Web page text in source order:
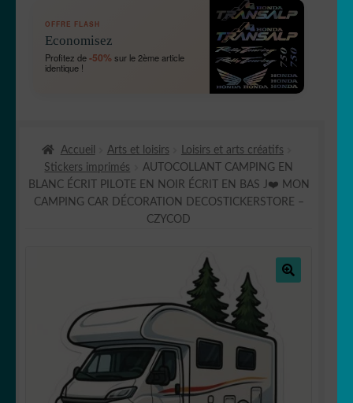
OUVRIR
MENU
ENFANT
OUVRIR
LE
MENU
OUVRIR
MENU
ENFANT
🖨 3D et divers
OUVRIR
🐣 Décoration chambre Enfants
MENU
ENFANT
Fait au Japon 🇯🇵
Votre espace
OFFRE FLASH
Economisez
Profitez de-50%sur le 2ème article
identique !
Accueil Arts et loisirs
Loisirs et arts créatifs
Stickers imprimés
AUTOCOLLANT CAMPING EN
BLANC ÉCRIT PILOTE EN NOIR ÉCRIT EN BAS J❤️ MON
CAMPING CAR DÉCORATION DECOSTICKERSTORE –
CZYCOD